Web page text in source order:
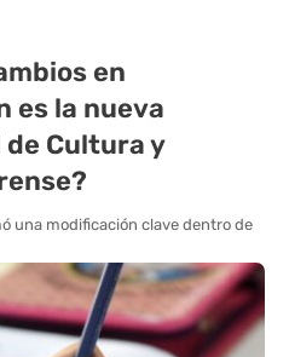
en
es la nueva
Cultura y
una modificación clave dentro de